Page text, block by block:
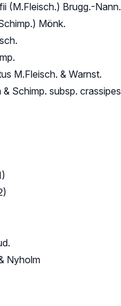
(M.Fleisch.) Brugg.-Nann.
Mönk.
M.Fleisch. & Warnst.
Schimp. subsp. crassipes
Nyholm